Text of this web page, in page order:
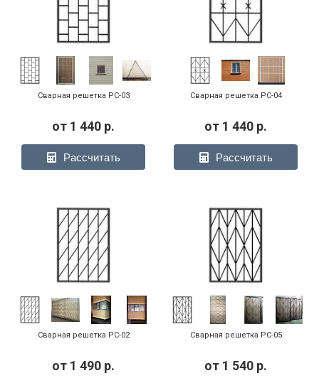
Сварная решетка РС-03
от 1 440 р.
Рассчитать
Сварная решетка РС-04
от 1 440 р.
Рассчитать
Сварная решетка РС-02
от 1 490 р.
Сварная решетка РС-05
от 1 540 р.